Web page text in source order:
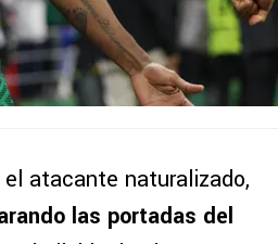
atacante naturalizado,
las portadas del